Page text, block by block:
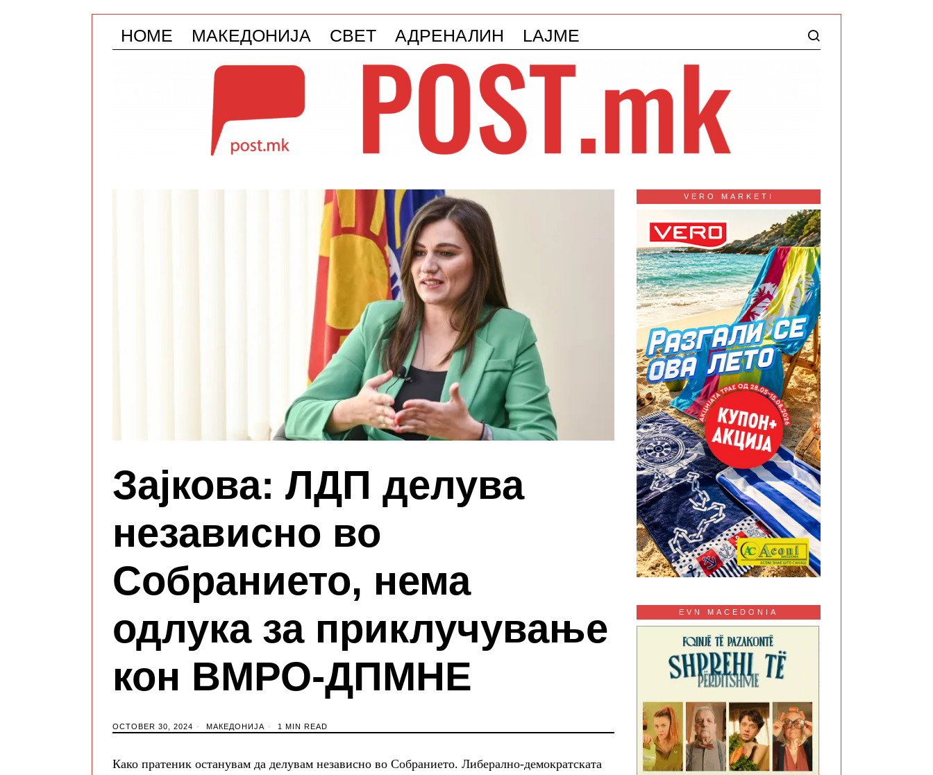
HOME МАКЕДОНИЈА СВЕТ АДРЕНАЛИН LAJME
Зајкова: ЛДП делува
независно во
Собранието, нема
одлука за приклучување
кон ВМРО-ДПМНЕ
OCTOBER 30, 2024 МАКЕДОНИЈА 1 MIN READ
Како пратеник останувам да делувам независно во Собранието. Либерално-демократската
VERO MARKETI
EVN MACEDONIA